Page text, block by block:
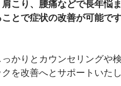
こり、腰痛などで長年悩
とで症状の改善が可能です
かりとカウンセリングや
を改善へとサポートいたし